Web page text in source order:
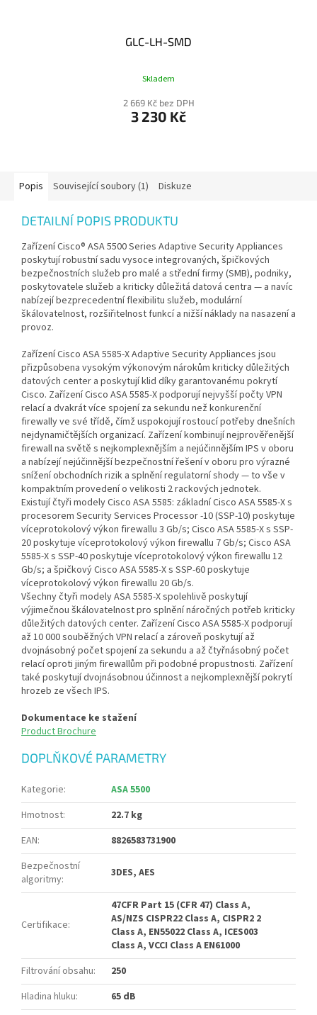
GLC-LH-SMD
Skladem
2 669 Kč bez DPH
3 230 Kč
Popis Související soubory (1) Diskuze
DETAILNÍ POPIS PRODUKTU
Zařízení Cisco® ASA 5500 Series Adaptive Security Appliances
poskytují robustní sadu vysoce integrovaných, špičkových
bezpečnostních služeb pro malé a střední firmy (SMB), podniky,
poskytovatele služeb a kriticky důležitá datová centra — a navíc
nabízejí bezprecedentní flexibilitu služeb, modulární
škálovatelnost, rozšiřitelnost funkcí a nižší náklady na nasazení a
provoz.
Zařízení Cisco ASA 5585-X Adaptive Security Appliances jsou
přizpůsobena vysokým výkonovým nárokům kriticky důležitých
datových center a poskytují klid díky garantovanému pokrytí
Cisco. Zařízení Cisco ASA 5585-X podporují nejvyšší počty VPN
relací a dvakrát více spojení za sekundu než konkurenční
firewally ve své třídě, čímž uspokojují rostoucí potřeby dnešních
nejdynamičtějších organizací. Zařízení kombinují nejprověřenější
firewall na světě s nejkomplexnějším a nejúčinnějším IPS v oboru
a nabízejí nejúčinnější bezpečnostní řešení v oboru pro výrazné
snížení obchodních rizik a splnění regulatorní shody — to vše v
kompaktním provedení o velikosti 2 rackových jednotek.
Existují čtyři modely Cisco ASA 5585: základní Cisco ASA 5585-X s
procesorem Security Services Processor -10 (SSP-10) poskytuje
víceprotokolový výkon firewallu 3 Gb/s; Cisco ASA 5585-X s SSP-
20 poskytuje víceprotokolový výkon firewallu 7 Gb/s; Cisco ASA
5585-X s SSP-40 poskytuje víceprotokolový výkon firewallu 12
Gb/s; a špičkový Cisco ASA 5585-X s SSP-60 poskytuje
víceprotokolový výkon firewallu 20 Gb/s.
Všechny čtyři modely ASA 5585-X spolehlivě poskytují
výjimečnou škálovatelnost pro splnění náročných potřeb kriticky
důležitých datových center. Zařízení Cisco ASA 5585-X podporují
až 10 000 souběžných VPN relací a zároveň poskytují až
dvojnásobný počet spojení za sekundu a až čtyřnásobný počet
relací oproti jiným firewallům při podobné propustnosti. Zařízení
také poskytují dvojnásobnou účinnost a nejkomplexnější pokrytí
hrozeb ze všech IPS.
Dokumentace ke stažení
Product Brochure
DOPLŇKOVÉ PARAMETRY
Kategorie:
ASA 5500
Hmotnost:
22.7 kg
EAN:
8826583731900
Bezpečnostní
algoritmy: 3DES, AES
Certifikace:
47CFR Part 15 (CFR 47) Class A,
AS/NZS CISPR22 Class A, CISPR2 2
Class A, EN55022 Class A, ICES003
Class A, VCCI Class A EN61000
Filtrování obsahu:
250
Hladina hluku:
65 dB